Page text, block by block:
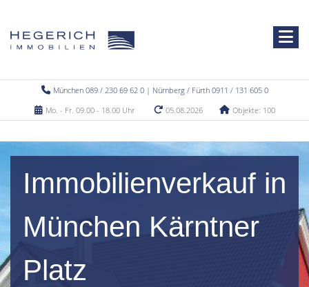
München 089 / 230 69 62 0 | Nürnberg / Fürth 0911 / 131 605 0
Mo. - Fr. 09.00 - 18.00 Uhr
05.08.2026 Objekte: 100
Immobilienverkauf in
München Kärntner
Platz